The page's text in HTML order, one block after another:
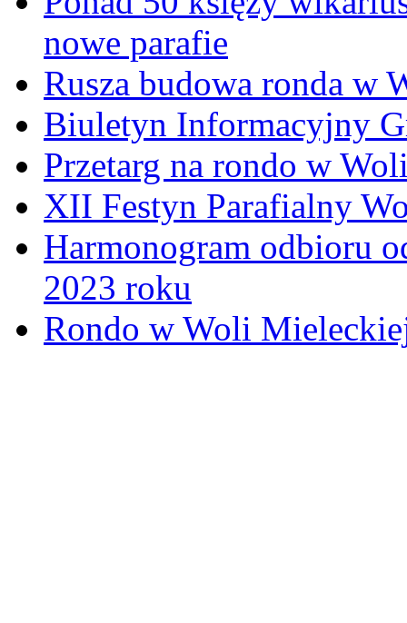
nowe parafie
Rusza budowa ronda w
Biuletyn Informacyjny
Przetarg na rondo w
XII Festyn Parafialny
Harmonogram odbioru
2023 roku
Rondo w Woli